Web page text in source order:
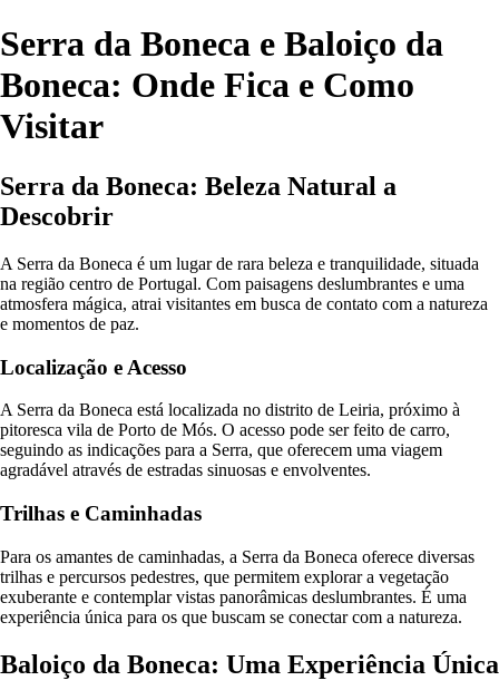
Serra da Boneca e Baloiço da
Boneca: Onde Fica e Como
Visitar
Serra da Boneca: Beleza Natural a
Descobrir
A Serra da Boneca é um lugar de rara beleza e tranquilidade, situada
na região centro de Portugal. Com paisagens deslumbrantes e uma
atmosfera mágica, atrai visitantes em busca de contato com a natureza
e momentos de paz.
Localização e Acesso
A Serra da Boneca está localizada no distrito de Leiria, próximo à
pitoresca vila de Porto de Mós. O acesso pode ser feito de carro,
seguindo as indicações para a Serra, que oferecem uma viagem
agradável através de estradas sinuosas e envolventes.
Trilhas e Caminhadas
Para os amantes de caminhadas, a Serra da Boneca oferece diversas
trilhas e percursos pedestres, que permitem explorar a vegetação
exuberante e contemplar vistas panorâmicas deslumbrantes. É uma
experiência única para os que buscam se conectar com a natureza.
Baloiço da Boneca: Uma Experiência Única